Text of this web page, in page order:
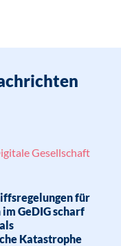
Gesellschaft
für
GeDIG scharf
Katastrophe